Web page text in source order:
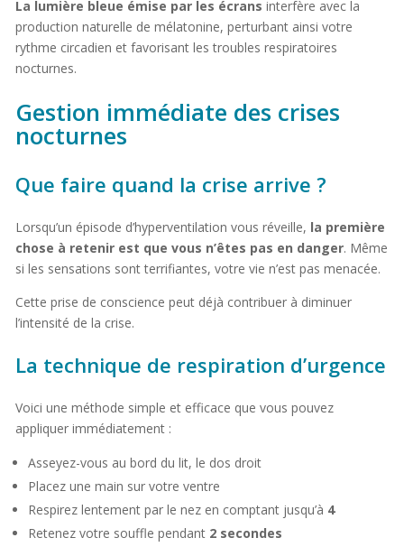
La lumière bleue émise par les écrans interfère avec la
production naturelle de mélatonine, perturbant ainsi votre
rythme circadien et favorisant les troubles respiratoires
nocturnes.
Gestion immédiate des crises
nocturnes
Que faire quand la crise arrive ?
Lorsqu’un épisode d’hyperventilation vous réveille, la première
chose à retenir est que vous n’êtes pas en danger. Même
si les sensations sont terrifiantes, votre vie n’est pas menacée.
Cette prise de conscience peut déjà contribuer à diminuer
l’intensité de la crise.
La technique de respiration d’urgence
Voici une méthode simple et efficace que vous pouvez
appliquer immédiatement :
Asseyez-vous au bord du lit, le dos droit
Placez une main sur votre ventre
Respirez lentement par le nez en comptant jusqu’à 4
Retenez votre souffle pendant 2 secondes